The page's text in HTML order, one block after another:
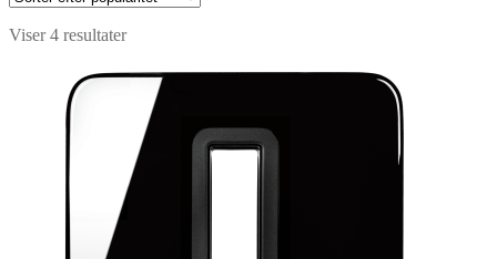
Viser 4 resultaterSorteret
popularitet